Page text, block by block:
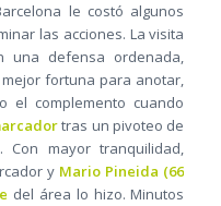
le costó algunos
las acciones. La visita
una defensa ordenada,
fortuna para anotar,
el complemento cuando
tras un pivoteo de
Con mayor tranquilidad,
y Mario Pineida (66
del área lo hizo. Minutos